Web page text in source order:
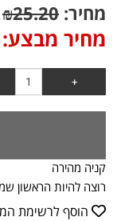
מחיר: ₪25.20
מחיר מבצע:
קניה מהירה
רוצה להיות הראשון
הוסף לרשימת